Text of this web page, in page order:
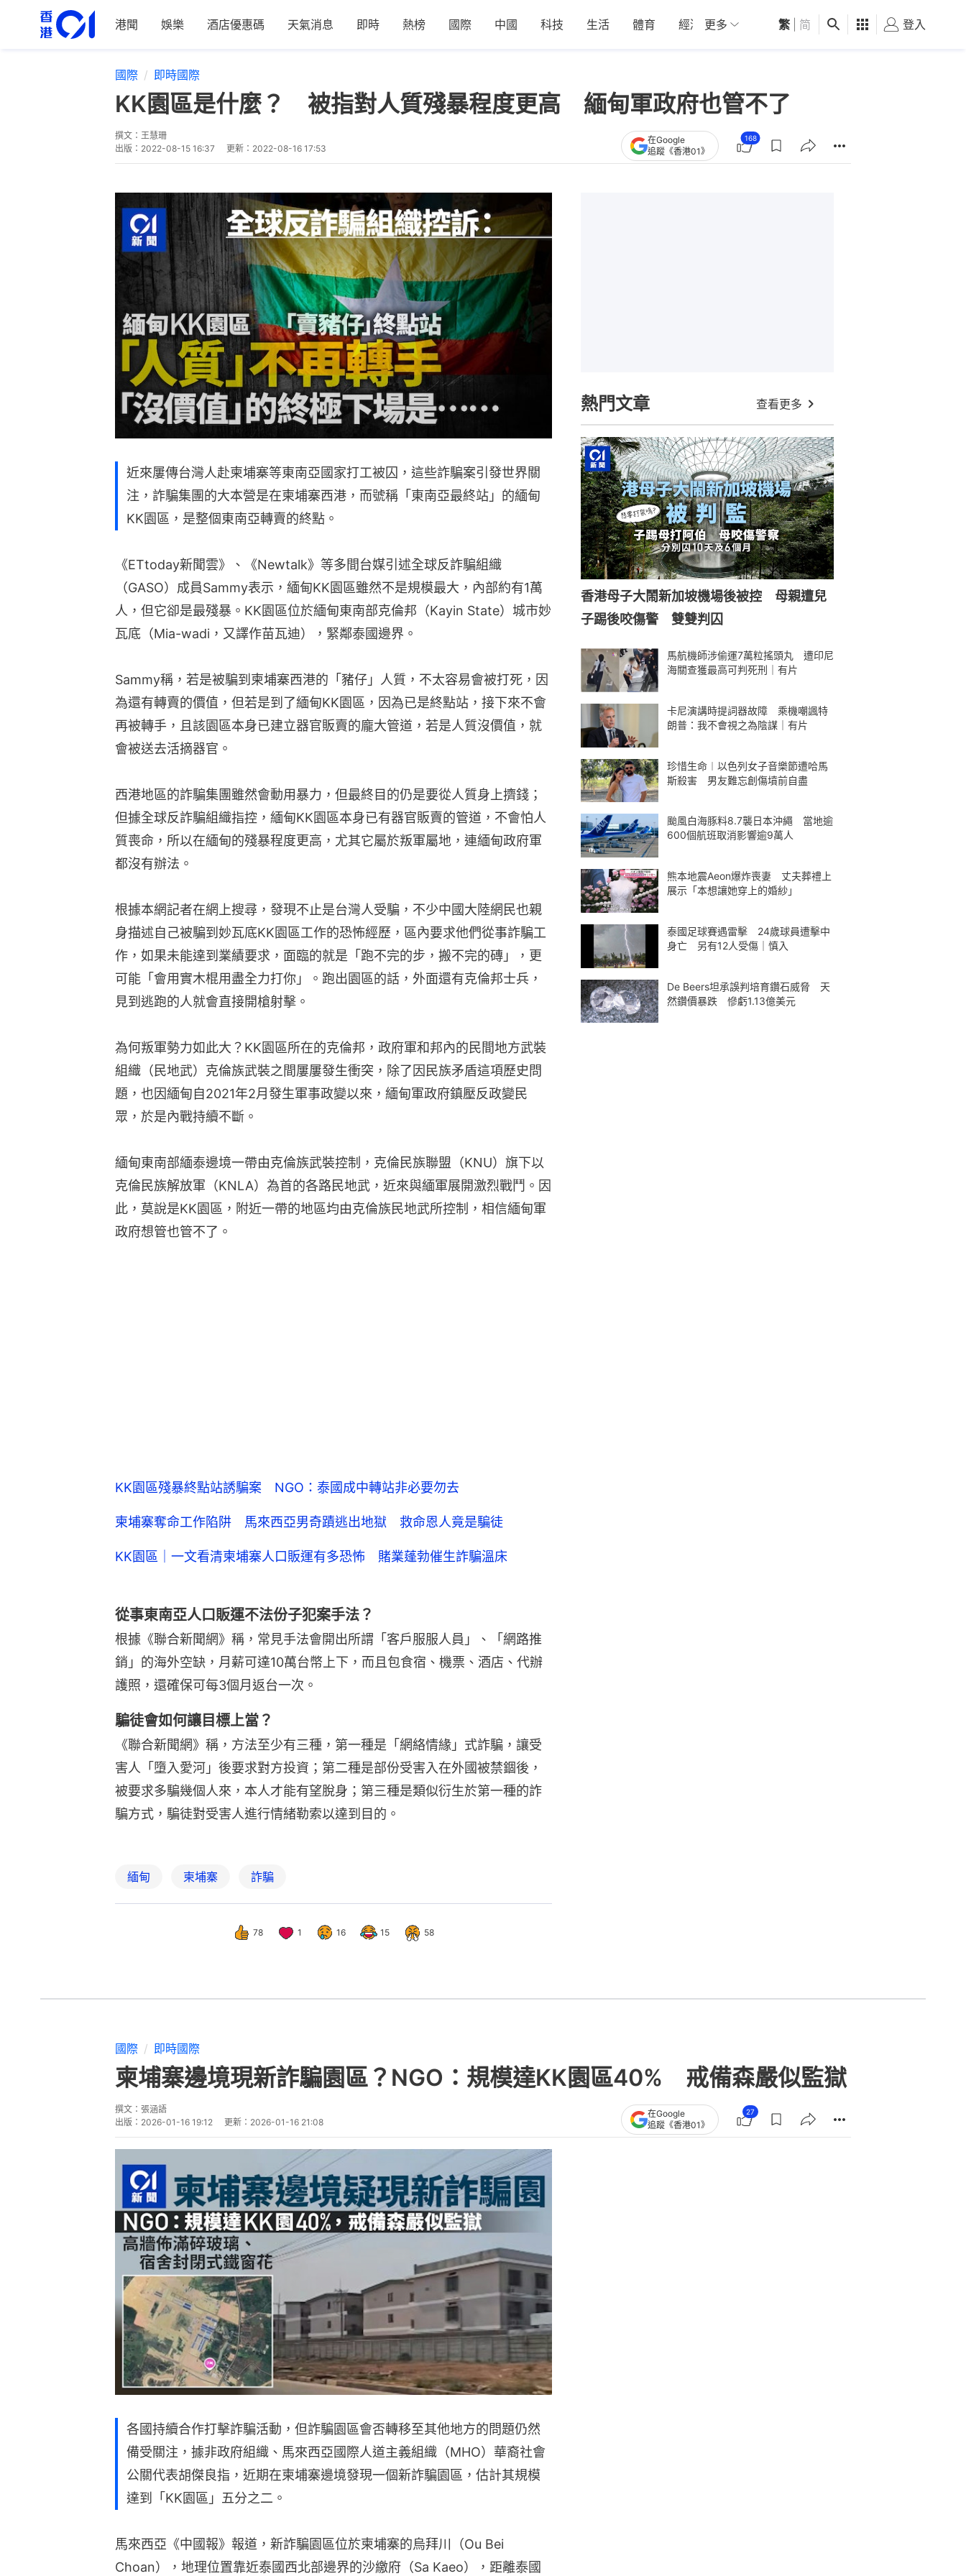
港聞 娛樂 酒店優惠碼 天氣消息 即時 熱榜 國際 中國 科技 生活 體育 經濟 01深圳 觀點 健康 好食玩飛
更多 繁 简 登入
國際 即時國際
KK園區是什麼？ 被指對人質殘暴程度更高 緬甸軍政府也管不了
撰文： 王慧珊
出版： 2022-08-15 16:37 更新： 2022-08-16 17:53
在Google
追蹤《香港01》
168
近來屢傳台灣人赴柬埔寨等東南亞國家打工被囚，這些詐騙案引發世界關
注，詐騙集團的大本營是在柬埔寨西港，而號稱「東南亞最終站」的緬甸
KK園區，是整個東南亞轉賣的終點。
《ETtoday新聞雲》、《Newtalk》等多間台媒引述全球反詐騙組織
（GASO）成員Sammy表示，緬甸KK園區雖然不是規模最大，內部約有1萬
人，但它卻是最殘暴。KK園區位於緬甸東南部克倫邦（Kayin State）城市妙
瓦底（Mia-wadi，又譯作苗瓦迪），緊鄰泰國邊界。
Sammy稱，若是被騙到柬埔寨西港的「豬仔」人質，不太容易會被打死，因
為還有轉賣的價值，但若是到了緬甸KK園區，因為已是終點站，接下來不會
再被轉手，且該園區本身已建立器官販賣的龐大管道，若是人質沒價值，就
會被送去活摘器官。
西港地區的詐騙集團雖然會動用暴力，但最終目的仍是要從人質身上擠錢；
但據全球反詐騙組織指控，緬甸KK園區本身已有器官販賣的管道，不會怕人
質喪命，所以在緬甸的殘暴程度更高，尤其它屬於叛軍屬地，連緬甸政府軍
都沒有辦法。
根據本網記者在網上搜尋，發現不止是台灣人受騙，不少中國大陸網民也親
身描述自己被騙到妙瓦底KK園區工作的恐怖經歷，區內要求他們從事詐騙工
作，如果未能達到業績要求，面臨的就是「跑不完的步，搬不完的磚」，更
可能「會用實木棍用盡全力打你」。跑出園區的話，外面還有克倫邦士兵，
見到逃跑的人就會直接開槍射擊。
為何叛軍勢力如此大？KK園區所在的克倫邦，政府軍和邦內的民間地方武裝
組織（民地武）克倫族武裝之間屢屢發生衝突，除了因民族矛盾這項歷史問
題，也因緬甸自2021年2月發生軍事政變以來，緬甸軍政府鎮壓反政變民
眾，於是內戰持續不斷。
緬甸東南部緬泰邊境一帶由克倫族武裝控制，克倫民族聯盟（KNU）旗下以
克倫民族解放軍（KNLA）為首的各路民地武，近來與緬軍展開激烈戰鬥。因
此，莫說是KK園區，附近一帶的地區均由克倫族民地武所控制，相信緬甸軍
政府想管也管不了。
KK園區殘暴終點站誘騙案 NGO：泰國成中轉站非必要勿去
柬埔寨奪命工作陷阱 馬來西亞男奇蹟逃出地獄 救命恩人竟是騙徒
KK園區｜一文看清柬埔寨人口販運有多恐怖 賭業蓬勃催生詐騙溫床
從事東南亞人口販運不法份子犯案手法？
根據《聯合新聞網》稱，常見手法會開出所謂「客戶服服人員」、「網路推
銷」的海外空缺，月薪可達10萬台幣上下，而且包食宿、機票、酒店、代辦
護照，還確保可每3個月返台一次。
騙徒會如何讓目標上當？
《聯合新聞網》稱，方法至少有三種，第一種是「網絡情緣」式詐騙，讓受
害人「墮入愛河」後要求對方投資；第二種是部份受害入在外國被禁錮後，
被要求多騙幾個人來，本人才能有望脫身；第三種是類似衍生於第一種的詐
騙方式，騙徒對受害人進行情緒勒索以達到目的。
緬甸 柬埔寨 詐騙
78 1 16 15 58
熱門文章 查看更多
香港母子大鬧新加坡機場後被控 母親遭兒
子踢後咬傷警 雙雙判囚
馬航機師涉偷運7萬粒搖頭丸 遭印尼
海關查獲最高可判死刑｜有片
卡尼演講時提詞器故障 乘機嘲諷特
朗普：我不會視之為陰謀｜有片
珍惜生命︱以色列女子音樂節遭哈馬
斯殺害 男友難忘創傷墳前自盡
颱風白海豚料8.7襲日本沖繩 當地逾
600個航班取消影響逾9萬人
熊本地震Aeon爆炸喪妻 丈夫葬禮上
展示「本想讓她穿上的婚紗」
泰國足球賽遇雷擊 24歲球員遭擊中
身亡 另有12人受傷｜慎入
De Beers坦承誤判培育鑽石威脅 天
然鑽價暴跌 慘虧1.13億美元
國際 即時國際
柬埔寨邊境現新詐騙園區？NGO：規模達KK園區40% 戒備森嚴似監獄
撰文： 張涵語
出版： 2026-01-16 19:12 更新： 2026-01-16 21:08
在Google
追蹤《香港01》
27
各國持續合作打擊詐騙活動，但詐騙園區會否轉移至其他地方的問題仍然
備受關注，據非政府組織、馬來西亞國際人道主義組織（MHO）華裔社會
公關代表胡傑良指，近期在柬埔寨邊境發現一個新詐騙園區，估計其規模
達到「KK園區」五分之二。
馬來西亞《中國報》報道，新詐騙園區位於柬埔寨的烏拜川（Ou Bei
Choan），地理位置靠近泰國西北部邊界的沙繳府（Sa Kaeo），距離泰國